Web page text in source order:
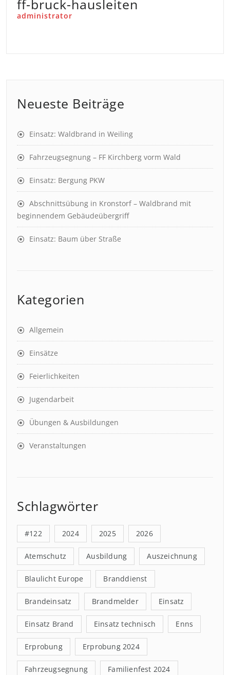
ff-bruck-hausleiten
administrator
Neueste Beiträge
Einsatz: Waldbrand in Weiling
Fahrzeugsegnung – FF Kirchberg vorm Wald
Einsatz: Bergung PKW
Abschnittsübung in Kronstorf – Waldbrand mit
beginnendem Gebäudeübergriff
Einsatz: Baum über Straße
Kategorien
Allgemein
Einsätze
Feierlichkeiten
Jugendarbeit
Übungen & Ausbildungen
Veranstaltungen
Schlagwörter
#122 2024 2025 2026
Atemschutz Ausbildung Auszeichnung
Blaulicht Europe Branddienst
Brandeinsatz Brandmelder Einsatz
Einsatz Brand Einsatz technisch Enns
Erprobung Erprobung 2024
Fahrzeugsegnung Familienfest 2024